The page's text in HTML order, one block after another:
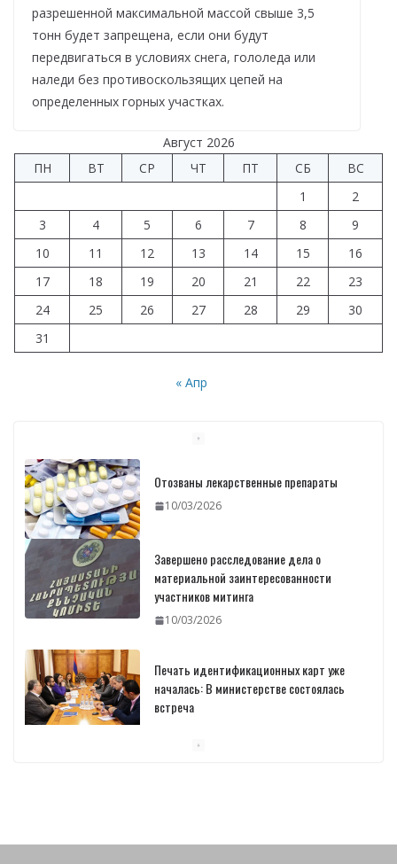
разрешенной максимальной массой свыше 3,5
тонн будет запрещена, если они будут
передвигаться в условиях снега, гололеда или
наледи без противоскользящих цепей на
определенных горных участках.
Август 2026
ПН
ВТ СР ЧТ ПТ СБ
ВС
1
2
3
4 5 6 7 8
9
10
11 12 13 14 15
16
17
18 19 20 21 22
23
24
25 26 27 28 29
30
31
« Апр
Отозваны лекарственные препараты
10/03/2026
Завершено расследование дела о
материальной заинтересованности
участников митинга
10/03/2026
Печать идентификационных карт уже
началась: В министерстве состоялась
встреча